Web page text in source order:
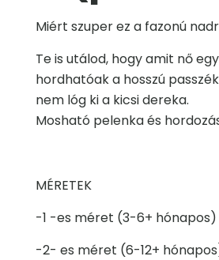
Miért szuper ez a fazonú
Te is utálod, hogy amit nő
hordhatóak a hosszú
nem lóg ki a kicsi dereka.
Mosható pelenka és
MÉRETEK
-1 -es méret (3-6+ hónapos)
-2- es méret (6-12+